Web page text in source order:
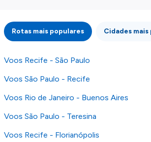
integridade ou pela precisão da
publicada, por isso verifique com
as condições no website do
os nossos Termos e Condições
Rotas mais populares Cidades
Voos Recife - São Paulo
Voos São Paulo - Recife
Voos Rio de Janeiro - Buenos Aires
Voos São Paulo - Teresina
Voos Recife - Florianópolis